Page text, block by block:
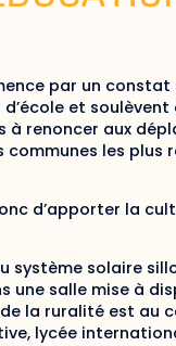
par un
et
à renoncer aux
communes les
d’apporter la
système solaire
une salle mise à
de la ruralité est
lycée